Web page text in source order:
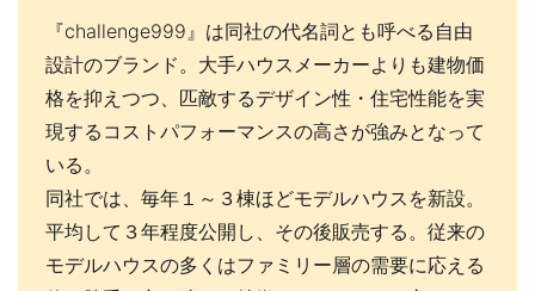
『challenge999』は同社の代名詞とも呼べる自由
設計のブランド。大手ハウスメーカーよりも建物価
格を抑えつつ、匹敵するデザイン性・住宅性能を実
現するコストパフォーマンスの高さが強みとなって
いる。
同社では、毎年１～３棟ほどモデルハウスを新設。
平均して３年程度公開し、その後販売する。従来の
モデルハウスの多くはファミリー層の需要に応える